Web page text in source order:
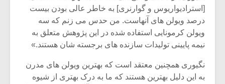
[استرادیواریوس و گوارنری] به خاطر عالی بودن بیست
درصد ویولن های آنهاست. من حدس می زنم که سه
ویولن کرمونایی استفاده شده در این پژوهش متعلق به
نیمه پایینی تولیدات سازنده های برجسته شان هستند.»
نگیوری همچنین معتقد است که بهترین ویولن های مدرن
به این دلیل بهترین هستند که ما به درک بهتری از شیوه